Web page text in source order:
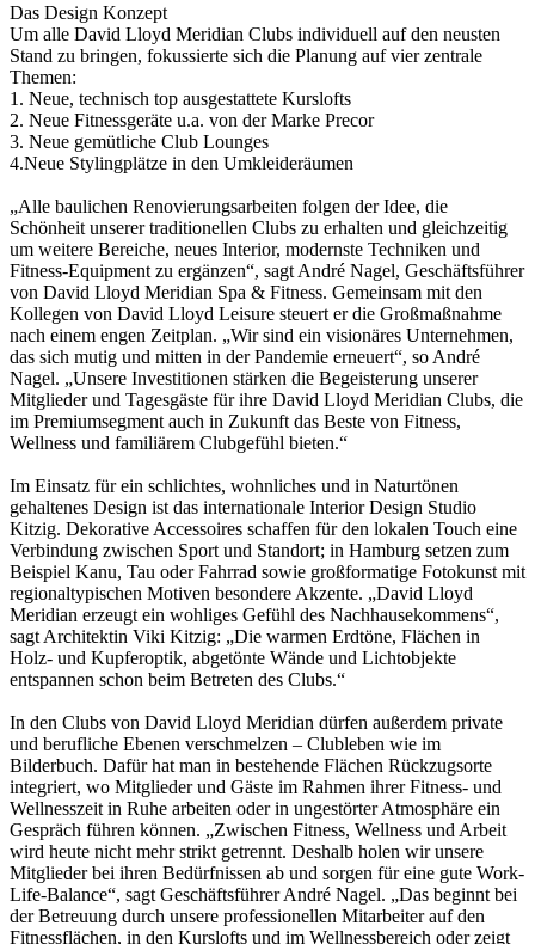
Das Design Konzept
Um alle David Lloyd Meridian Clubs individuell auf den neusten
Stand zu bringen, fokussierte sich die Planung auf vier zentrale
Themen:
1. Neue, technisch top ausgestattete Kurslofts
2. Neue Fitnessgeräte u.a. von der Marke Precor
3. Neue gemütliche Club Lounges
4.Neue Stylingplätze in den Umkleideräumen
„Alle baulichen Renovierungsarbeiten folgen der Idee, die
Schönheit unserer traditionellen Clubs zu erhalten und gleichzeitig
um weitere Bereiche, neues Interior, modernste Techniken und
Fitness-Equipment zu ergänzen“, sagt André Nagel, Geschäftsführer
von David Lloyd Meridian Spa & Fitness. Gemeinsam mit den
Kollegen von David Lloyd Leisure steuert er die Großmaßnahme
nach einem engen Zeitplan. „Wir sind ein visionäres Unternehmen,
das sich mutig und mitten in der Pandemie erneuert“, so André
Nagel. „Unsere Investitionen stärken die Begeisterung unserer
Mitglieder und Tagesgäste für ihre David Lloyd Meridian Clubs, die
im Premiumsegment auch in Zukunft das Beste von Fitness,
Wellness und familiärem Clubgefühl bieten.“
Im Einsatz für ein schlichtes, wohnliches und in Naturtönen
gehaltenes Design ist das internationale Interior Design Studio
Kitzig. Dekorative Accessoires schaffen für den lokalen Touch eine
Verbindung zwischen Sport und Standort; in Hamburg setzen zum
Beispiel Kanu, Tau oder Fahrrad sowie großformatige Fotokunst mit
regionaltypischen Motiven besondere Akzente. „David Lloyd
Meridian erzeugt ein wohliges Gefühl des Nachhausekommens“,
sagt Architektin Viki Kitzig: „Die warmen Erdtöne, Flächen in
Holz- und Kupferoptik, abgetönte Wände und Lichtobjekte
entspannen schon beim Betreten des Clubs.“
In den Clubs von David Lloyd Meridian dürfen außerdem private
und berufliche Ebenen verschmelzen – Clubleben wie im
Bilderbuch. Dafür hat man in bestehende Flächen Rückzugsorte
integriert, wo Mitglieder und Gäste im Rahmen ihrer Fitness- und
Wellnesszeit in Ruhe arbeiten oder in ungestörter Atmosphäre ein
Gespräch führen können. „Zwischen Fitness, Wellness und Arbeit
wird heute nicht mehr strikt getrennt. Deshalb holen wir unsere
Mitglieder bei ihren Bedürfnissen ab und sorgen für eine gute Work-
Life-Balance“, sagt Geschäftsführer André Nagel. „Das beginnt bei
der Betreuung durch unsere professionellen Mitarbeiter auf den
Fitnessflächen, in den Kurslofts und im Wellnessbereich oder zeigt